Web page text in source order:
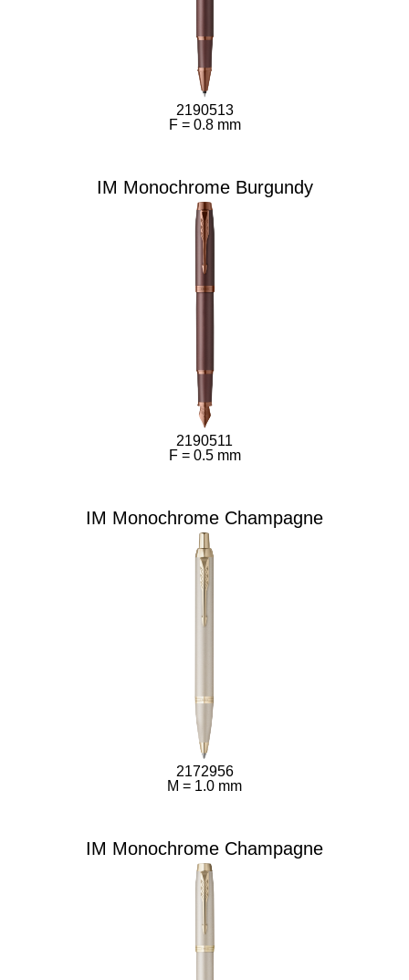
2190513
F = 0.8 mm
IM Monochrome Burgundy
2190511
F = 0.5 mm
IM Monochrome Champagne
2172956
M = 1.0 mm
IM Monochrome Champagne